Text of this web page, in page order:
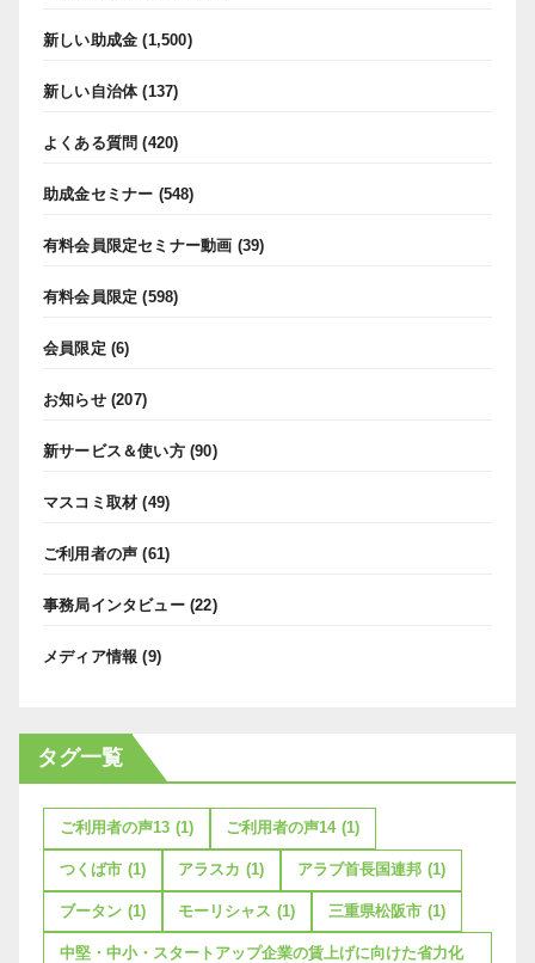
新しい助成金 (1,500)
新しい自治体(137)
よくある質問 (420)
助成金セミナー (548)
有料会員限定セミナー動画 (39)
有料会員限定 (598)
会員限定 (6)
お知らせ(207)
新サービス＆使い方(90)
マスコミ取材 (49)
ご利用者の声 (61)
事務局インタビュー(22)
メディア情報 (9)
タグ一覧
ご利用者の声13 (1) ご利用者の声14 (1)
つくば市 (1) アラスカ (1) アラブ首長国連邦 (1)
ブータン (1) モーリシャス (1) 三重県松阪市 (1)
中堅・中小・スタートアップ企業の賃上げに向けた省力化